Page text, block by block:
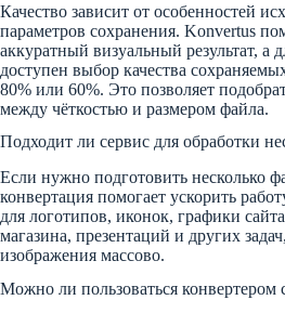
Качество зависит от особенностей
параметров сохранения. Konvertus
аккуратный визуальный результат, а
доступен выбор качества
80% или 60%. Это позволяет
между чёткостью и размером файла.
Подходит ли сервис для обработки
Если нужно подготовить несколько
конвертация помогает ускорить
для логотипов, иконок, графики
магазина, презентаций и других
изображения массово.
Можно ли пользоваться конвертером